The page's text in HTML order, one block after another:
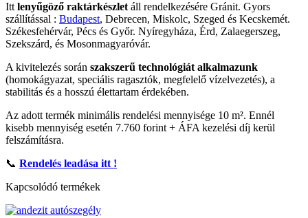
Itt lenyűgöző raktárkészlet áll rendelkezésére Gránit. Gyors
szállítással : Budapest, Debrecen, Miskolc, Szeged és Kecskemét.
Székesfehérvár, Pécs és Győr. Nyíregyháza, Érd, Zalaegerszeg,
Szekszárd, és Mosonmagyaróvár.
A kivitelezés során szakszerű technológiát alkalmazunk
(homokágyazat, speciális ragasztók, megfelelő vízelvezetés), a
stabilitás és a hosszú élettartam érdekében.
Az adott termék minimális rendelési mennyisége 10 m². Ennél
kisebb mennyiség esetén 7.760 forint + ÁFA kezelési díj kerül
felszámításra.
📞 Rendelés leadása itt !
Kapcsolódó termékek